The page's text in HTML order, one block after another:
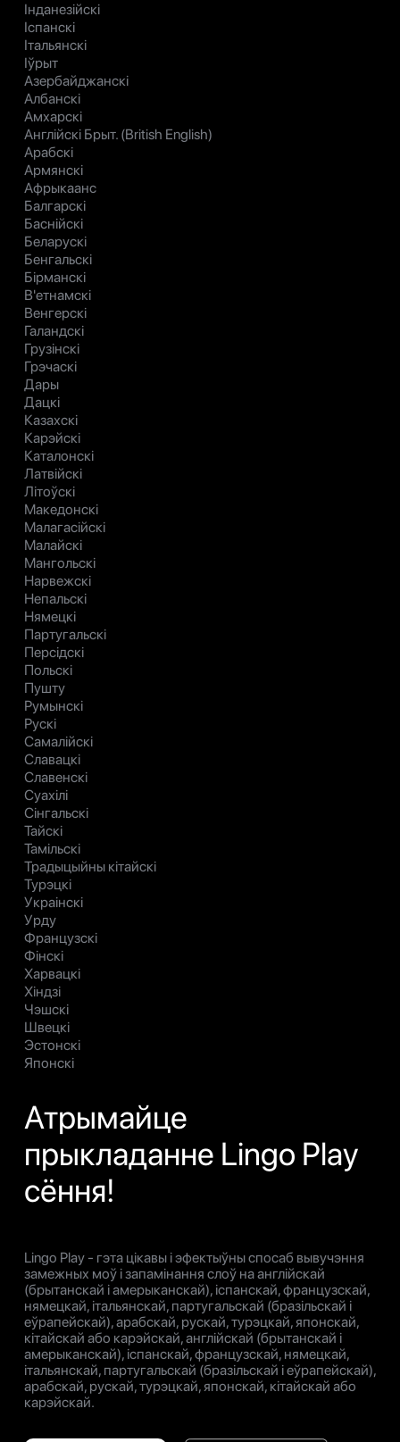
Інданезійскі
Іспанскі
Італьянскі
Іўрыт
Азербайджанскі
Албанскі
Амхарскі
Англійскі Брыт. (British English)
Арабскі
Армянскі
Афрыкаанс
Балгарскі
Баснійскі
Беларускі
Бенгальскі
Бірманскі
В'етнамскі
Венгерскі
Галандскі
Грузінскі
Грэчаскі
Дары
Дацкі
Казахскі
Карэйскі
Каталонскі
Латвійскі
Літоўскі
Македонскі
Малагасійскі
Малайскі
Мангольскі
Нарвежскі
Непальскі
Нямецкі
Партугальскі
Персідскі
Польскі
Пушту
Румынскі
Рускі
Самалійскі
Славацкі
Славенскі
Суахілі
Сінгальскі
Тайскі
Тамільскі
Традыцыйны кітайскі
Турэцкі
Украінскі
Урду
Французскі
Фінскі
Харвацкі
Хіндзі
Чэшскі
Швецкі
Эстонскі
Японскі
Атрымайце
прыкладанне Lingo Play
сёння!
Lingo Play - гэта цікавы і эфектыўны спосаб вывучэння
замежных моў і запамінання слоў на англійскай
(брытанскай і амерыканскай), іспанскай, французскай,
нямецкай, італьянскай, партугальскай (бразільскай і
еўрапейскай), арабскай, рускай, турэцкай, японскай,
кітайскай або карэйскай, англійскай (брытанскай і
амерыканскай), іспанскай, французскай, нямецкай,
італьянскай, партугальскай (бразільскай і еўрапейскай),
арабскай, рускай, турэцкай, японскай, кітайскай або
карэйскай.